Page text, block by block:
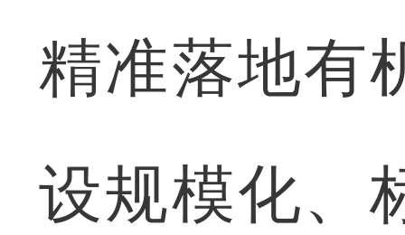
精准落地有
设规模化、